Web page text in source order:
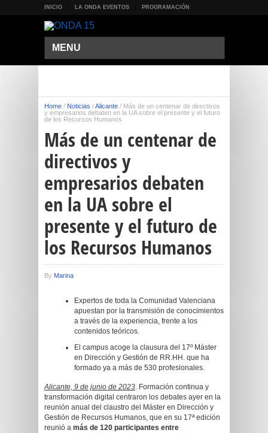
INICIO LA ONDA EVENTOS PROGRAMACIÓN
MENU
Home / Noticias /Alicante / Más de un centenar de directivos
y empresarios debaten en la UA sobre el presente y el futuro
de los Recursos Humanos
Más de un centenar de
directivos y
empresarios debaten
en la UA sobre el
presente y el futuro de
los Recursos Humanos
By Marina
Expertos de toda la Comunidad Valenciana
apuestan por la transmisión de conocimientos
a través de la experiencia, frente a los
contenidos teóricos.
El campus acoge la clausura del 17º Máster
en Dirección y Gestión de RR.HH. que ha
formado ya a más de 530 profesionales.
Alicante, 9 de junio de 2023. Formación continua y
transformación digital centraron los debates ayer en la
reunión anual del claustro del Máster en Dirección y
Gestión de Recursos Humanos, que en su 17ª edición
reunió a más de 120 participantes entre